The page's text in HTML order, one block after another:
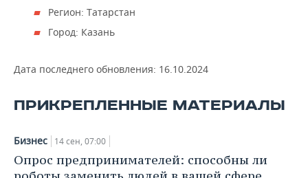
ONLINE-КОНФЕРЕНЦИИ
ОТКРЫТАЯ ЛЕКЦИЯ
ХОККЕЙ
БАСКЕТБОЛ
ВОЛЕЙБОЛ
КИБЕРСПОРТ
ФИГУРНОЕ КАТАНИЕ
ВОДНЫЕ ВИДЫ СПОРТА
ВЛАСТЬ
ИНФРАСТРУКТУРА
ИСТОРИЯ
КУЛЬТУРА
МЕДИЦИНА
ОБРАЗОВАНИЕ
СЮЖЕТЫ
СПРАВОЧНИК
СПИСОК ПЕРСОН
СПИСОК КОМПАНИЙ
ПОЛНАЯ ВЕРСИЯ
Регион: Татарстан
Город: Казань
Дата последнего обновления: 16.10.2024
ПРИКРЕПЛЕННЫЕ МАТЕРИАЛЫ
Бизнес 14 сен, 07:00
Опрос предпринимателей: способны ли